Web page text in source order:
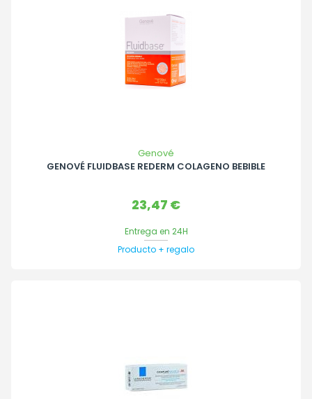
Genové
GENOVÉ FLUIDBASE REDERM COLAGENO BEBIBLE
Precio
23,47 €
Entrega en 24H
Producto + regalo